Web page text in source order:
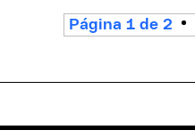
Página 1 de 2